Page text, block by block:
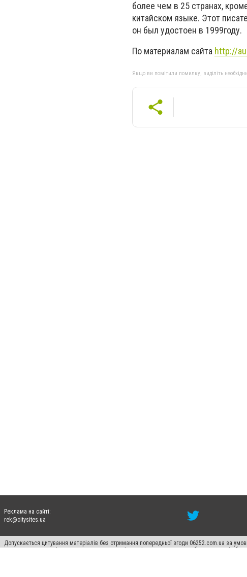
более чем в 25 странах,
китайском языке. Этот
он был удостоен в 1999году.
По материалам сайта http://
Якщо ви помітили помилку, виділіть
Реклама на сайті:
rek@citysites.ua
Допускається цитування матеріалів без отримання попередньої згоди 06252.com.ua за
пошукових систем гіперпосилання на цитовані статті не нижче другого абзацу в тексті